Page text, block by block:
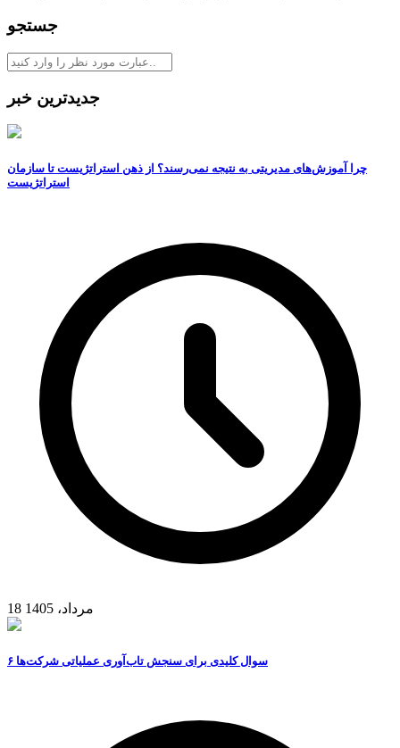
جستجو
جدیدترین خبر
چرا آموزش‌های مدیریتی به نتیجه نمی‌رسند؟ از ذهن استراتژیست تا سازمان
استراتژیست
18 مرداد، 1405
۶ سوال کلیدی برای سنجش تاب‌آوری عملیاتی شرکت‌ها